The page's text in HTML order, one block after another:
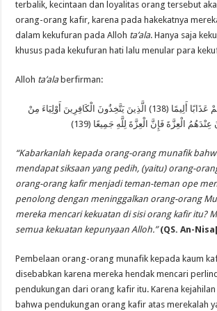
terbalik, kecintaan dan loyalitas orang tersebut
orang-orang kafir, karena pada hakekatnya
dalam kekufuran pada Alloh ta’ala. Hanya saja
khusus pada kekufuran hati lalu menular para
Alloh ta’ala berfirman:
بَشِّرِ الْمُنَافِقِينَ بِأَنَّ لَهُمْ عَذَابًا أَلِيمًا (138) الَّذِينَ يَتَّخِذُونَ الْكَافِرِينَ أَوْلِيَاءَ مِنْ
الْعِزَّةَ فَإِنَّ الْعِزَّةَ لِلَّهِ جَمِيعًا (139)
“Kabarkanlah kepada orang-orang munafik
mendapat siksaan yang pedih, (yaitu) orang-
orang-orang kafir menjadi teman-teman ope
penolong dengan meninggalkan orang-orang
mereka mencari kekuatan di sisi orang kafir itu?
semua kekuatan kepunyaan Alloh.”(QS. An-
Pembelaan orang-orang munafik kepada kaum
disebabkan karena mereka hendak mencari
pendukungan dari orang kafir itu. Karena
bahwa pendukungan orang kafir atas merekalah